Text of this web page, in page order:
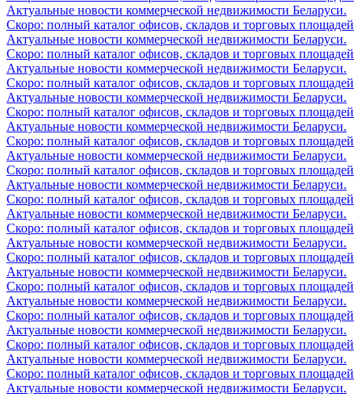
Актуальные новости коммерческой недвижимости Беларуси.
Скоро: полный каталог офисов, складов и торговых площадей
Актуальные новости коммерческой недвижимости Беларуси.
Скоро: полный каталог офисов, складов и торговых площадей
Актуальные новости коммерческой недвижимости Беларуси.
Скоро: полный каталог офисов, складов и торговых площадей
Актуальные новости коммерческой недвижимости Беларуси.
Скоро: полный каталог офисов, складов и торговых площадей
Актуальные новости коммерческой недвижимости Беларуси.
Скоро: полный каталог офисов, складов и торговых площадей
Актуальные новости коммерческой недвижимости Беларуси.
Скоро: полный каталог офисов, складов и торговых площадей
Актуальные новости коммерческой недвижимости Беларуси.
Скоро: полный каталог офисов, складов и торговых площадей
Актуальные новости коммерческой недвижимости Беларуси.
Скоро: полный каталог офисов, складов и торговых площадей
Актуальные новости коммерческой недвижимости Беларуси.
Скоро: полный каталог офисов, складов и торговых площадей
Актуальные новости коммерческой недвижимости Беларуси.
Скоро: полный каталог офисов, складов и торговых площадей
Актуальные новости коммерческой недвижимости Беларуси.
Скоро: полный каталог офисов, складов и торговых площадей
Актуальные новости коммерческой недвижимости Беларуси.
Скоро: полный каталог офисов, складов и торговых площадей
Актуальные новости коммерческой недвижимости Беларуси.
Скоро: полный каталог офисов, складов и торговых площадей
Актуальные новости коммерческой недвижимости Беларуси.